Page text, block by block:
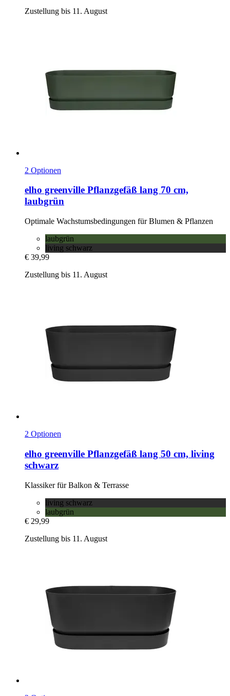
Zustellung bis 11. August
2 Optionen
elho greenville Pflanzgefäß lang 70 cm,
laubgrün
Optimale Wachstumsbedingungen für Blumen & Pflanzen
laubgrün
living schwarz
€ 39,99
Zustellung bis 11. August
2 Optionen
elho greenville Pflanzgefäß lang 50 cm, living
schwarz
Klassiker für Balkon & Terrasse
living schwarz
laubgrün
€ 29,99
Zustellung bis 11. August